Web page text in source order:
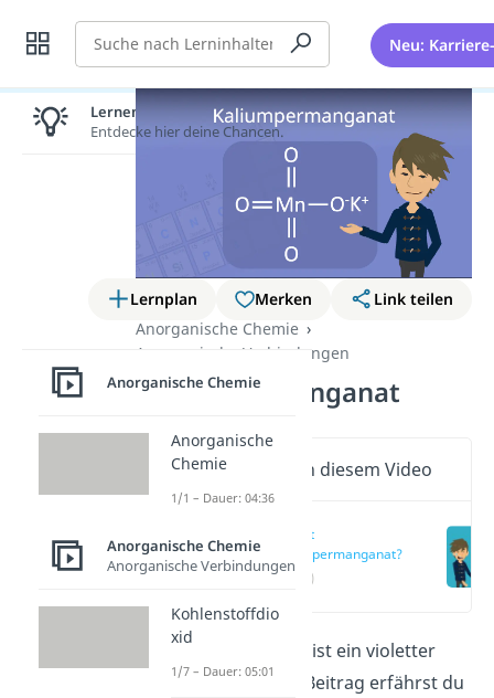
Suche Neu:
Lernplan Merken
Link teilen
Anorganische Chemie
Anorganische Verbindungen
Kaliumpermanganat
Wichtige Inhalte in diesem Video
Was ist
Kaliumpermanganat?
(00:12)
Kaliumpermanganat ist ein violetter
Feststoff. In diesem Beitrag erfährst du
Lernen lohnt sich!
Entdecke hier deine Chancen.
Anorganische Chemie
Anorganische
Chemie
1/1 – Dauer: 04:36
Anorganische Chemie
Anorganische Verbindungen
Kohlenstoffdio
xid
1/7 – Dauer: 05:01